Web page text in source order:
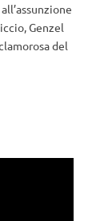
Genzel
del